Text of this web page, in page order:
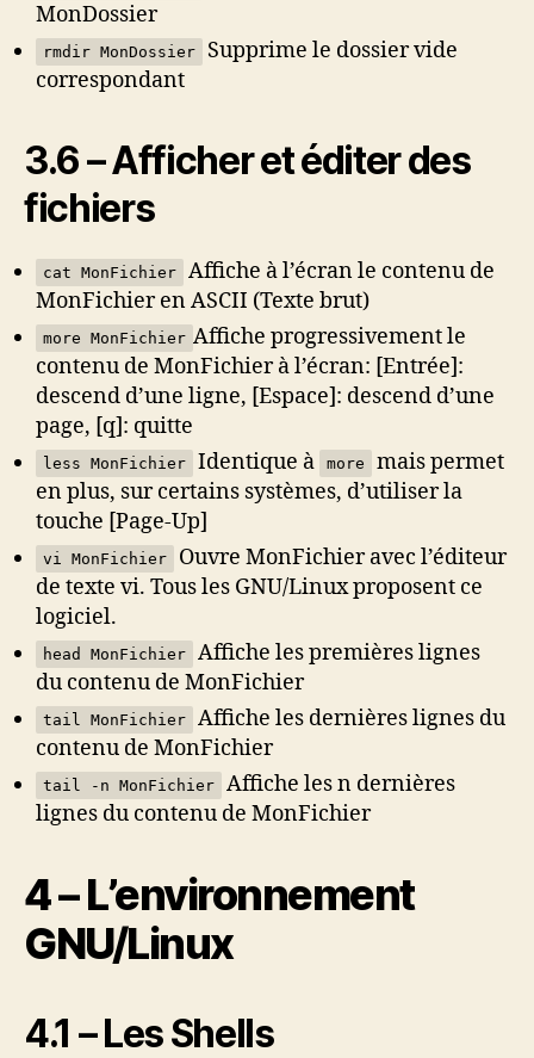
MonDossier
rmdir MonDossier
Supprime le dossier vide
correspondant
3.6 – Afficher et éditer des
fichiers
cat MonFichier
Affiche à l’écran le contenu de
MonFichier en ASCII (Texte brut)
more MonFichier Affiche progressivement le
contenu de MonFichier à l’écran: [Entrée]:
descend d’une ligne, [Espace]: descend d’une
page, [q]: quitte
less MonFichier Identique à more
mais permet
en plus, sur certains systèmes, d’utiliser la
touche [Page-Up]
vi MonFichier
Ouvre MonFichier avec l’éditeur
de texte vi. Tous les GNU/Linux proposent ce
logiciel.
head MonFichier
Affiche les premières lignes
du contenu de MonFichier
tail MonFichier
Affiche les dernières lignes du
contenu de MonFichier
tail -n MonFichier
Affiche les n dernières
lignes du contenu de MonFichier
4 – L’environnement
GNU/Linux
4.1 – Les Shells